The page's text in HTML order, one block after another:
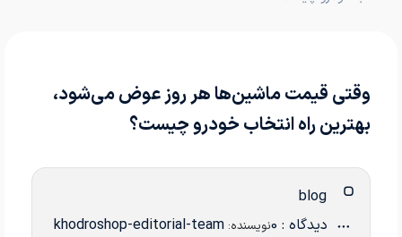
وقتی قیمت ماشین‌ها هر روز عوض می‌شود،
بهترین راه انتخاب خودرو چیست؟
دیدگاه : 0 نویسنده: khodroshop-editorial-team